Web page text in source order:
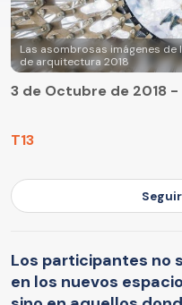
Las asombrosas imágenes
de arquitectura 2018
T13
3 de Octubre de 2018 -
Los participantes no
en los nuevos